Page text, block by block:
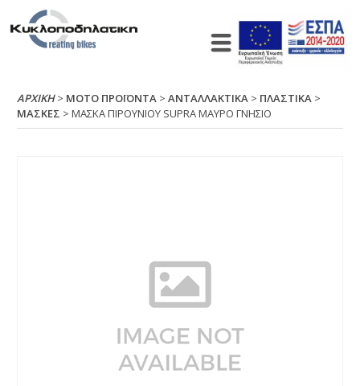
ΑΡΧΙΚΉ> ΜΟΤΟ ΠΡΟΪΟΝΤΑ >ΑΝΤΑΛΛΑΚΤΙΚΑ > ΠΛΑΣΤΙΚΑ >
ΜΑΣΚΕΣ > ΜΑΣΚΑ ΠΙΡΟΥΝΙΟΥ SUΡRΑ ΜΑΥΡΟ ΓΝΗΣΙΟ